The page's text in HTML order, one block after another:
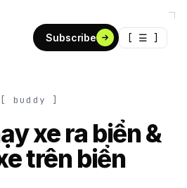
Subscribe [ ☰ ]
[ buddy ]
xe ra biển &
trên biển